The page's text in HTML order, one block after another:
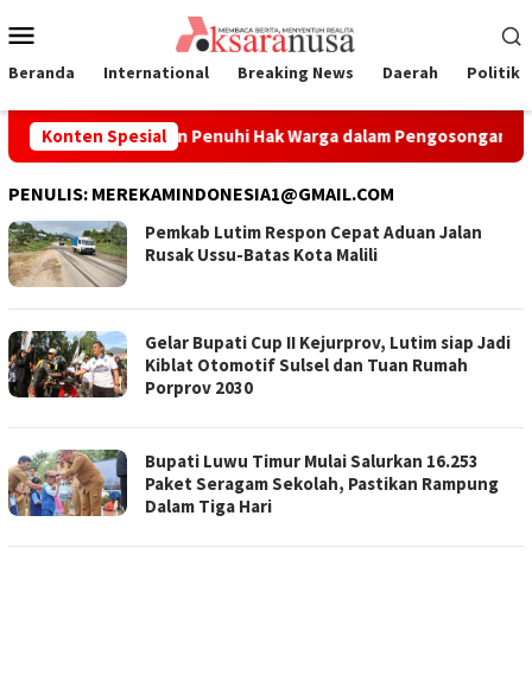
ke
Mobile
Beranda International Breaking News Daerah Politik
Konten Spesial
Komitmen Penuhi Hak Warga dalam Pengosongan Lahan
PENULIS: MEREKAMINDONESIA1@GMAIL.COM
Pemkab Lutim Respon Cepat Aduan Jalan
Rusak Ussu-Batas Kota Malili
‎Gelar Bupati Cup II Kejurprov, Lutim siap Jadi
Kiblat Otomotif Sulsel dan Tuan Rumah
Porprov 2030
Bupati Luwu Timur Mulai Salurkan 16.253
Paket Seragam Sekolah, Pastikan Rampung
Dalam Tiga Hari ‎